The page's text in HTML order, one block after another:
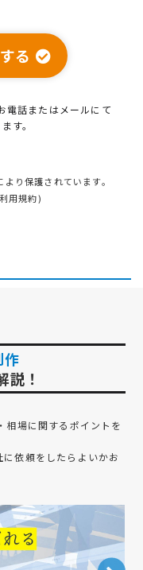
る
電話またはメールにて
す。
り保護されています。
利用規約)
作
説！
相場に関するポイントを
依頼をしたらよいかお